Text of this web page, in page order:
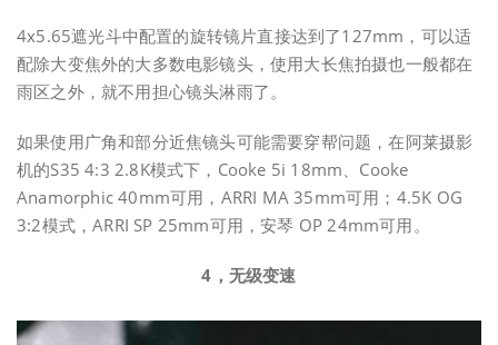
4x5.65遮光斗中配置的旋转镜片直接达到了127mm，可以适
配除大变焦外的大多数电影镜头，使用大长焦拍摄也一般都在
雨区之外，就不用担心镜头淋雨了。
如果使用广角和部分近焦镜头可能需要穿帮问题，在阿莱摄影
机的S35 4:3 2.8K模式下，Cooke 5i 18mm、Cooke
Anamorphic 40mm可用，ARRI MA 35mm可用；4.5K OG
3:2模式，ARRI SP 25mm可用，安琴 OP 24mm可用。
4，无级变速